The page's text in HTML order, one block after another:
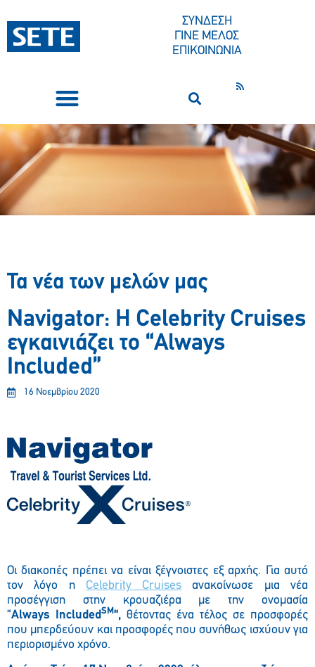
ΣΥΝΔΕΣΗ
ΓΙΝΕ ΜΕΛΟΣ
ΕΠΙΚΟΙΝΩΝΙΑ
Τα νέα των μελών μας
Navigator: H Celebrity Cruises
εγκαινιάζει το “Always
Included”
16 Νοεμβρίου 2020
Οι διακοπές πρέπει να είναι ξέγνοιστες εξ αρχής. Για αυτό
τον λόγο η Celebrity Cruises
ανακοίνωσε μια νέα
προσέγγιση στην κρουαζιέρα με την ονομασία
“Always IncludedSM“, θέτοντας ένα τέλος σε προσφορές
που μπερδεύουν και προσφορές που συνήθως ισχύουν για
περιορισμένο χρόνο.